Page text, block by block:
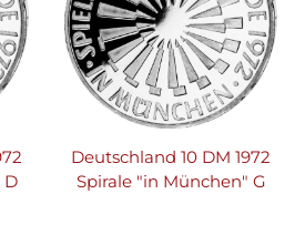
D
Deutschland 10 DM 1972
Spirale "in München" G